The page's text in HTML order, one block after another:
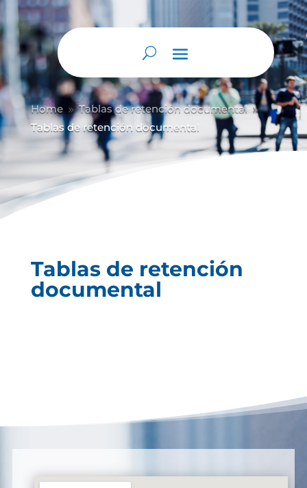
Abrir barra de herramientas
Home 9 Tablas de retención documental 9
Tablas de retención documental
Tablas de retención
documental